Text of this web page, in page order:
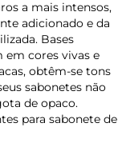
a mais intensos,
adicionado e da
Bases
em cores vivas e
obtêm-se tons
sabonetes não
de opaco.
para sabonete de